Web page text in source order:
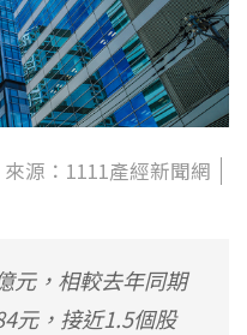
來源：1111產經新聞網
元，相較去年同期
元，接近1.5個股